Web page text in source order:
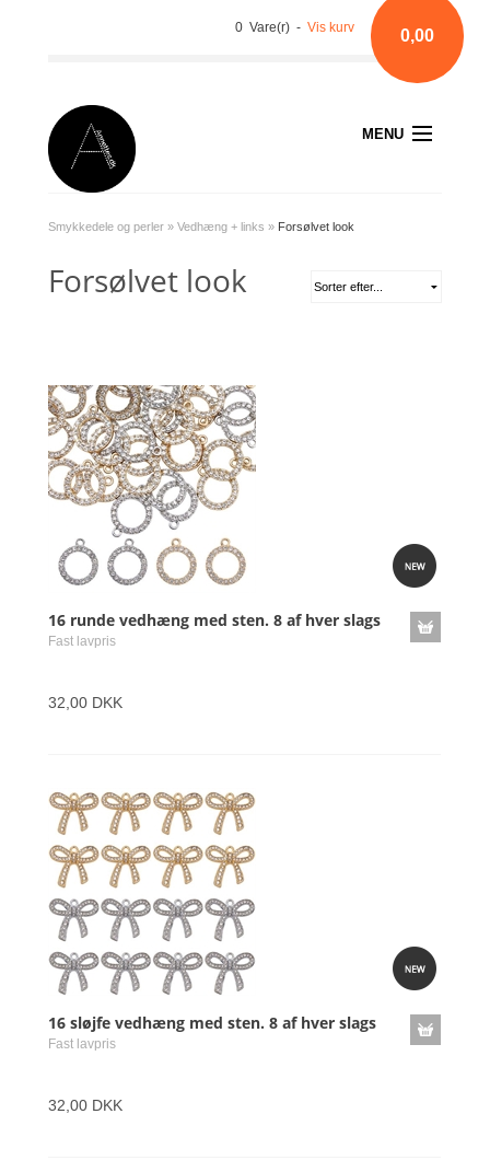
0 Vare(r) - Vis kurv 0,00
MENU
Smykkedele og perler » Vedhæng + links » Forsølvet look
Forsølvet look
16 runde vedhæng med sten. 8 af hver slags
Fast lavpris
32,00 DKK
16 sløjfe vedhæng med sten. 8 af hver slags
Fast lavpris
32,00 DKK